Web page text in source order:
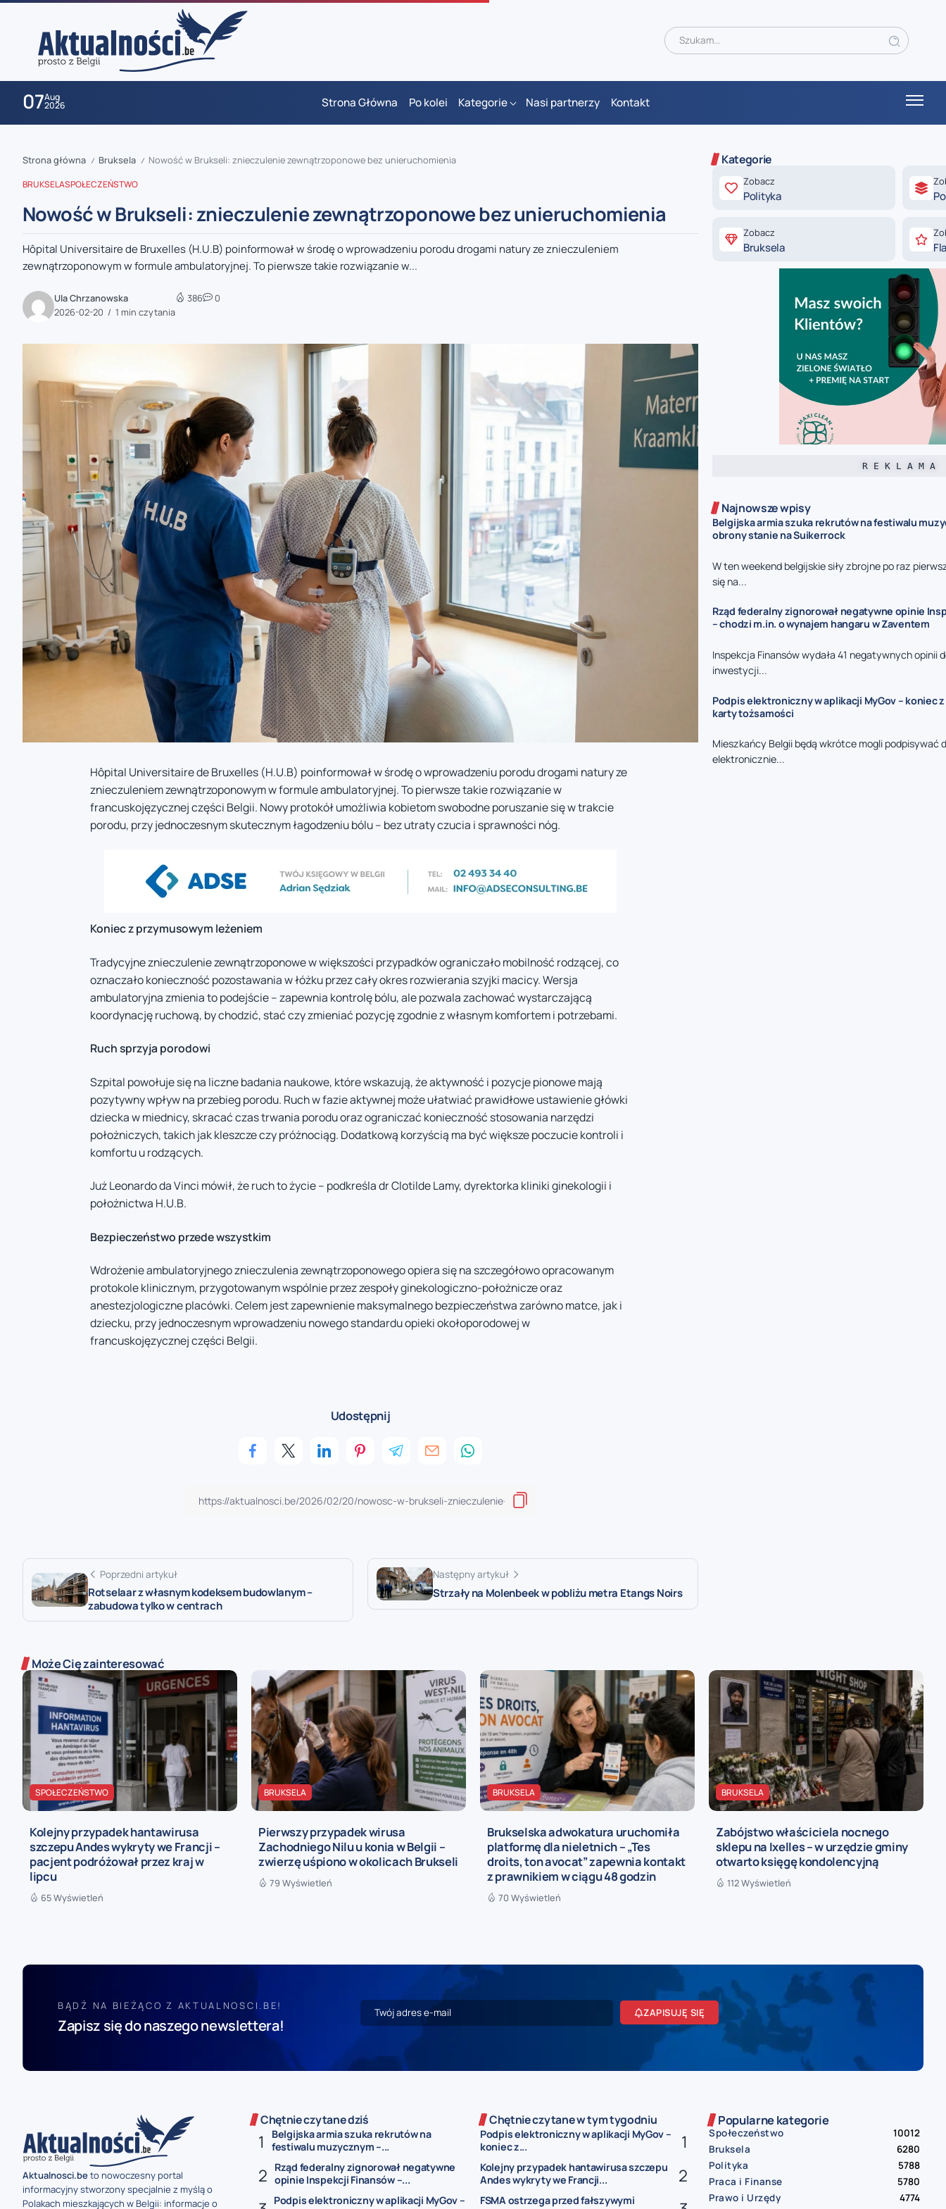
07Aug
2026 Strona Główna Po kolei Kategorie Nasi partnerzy Kontakt
zaobserwuj nas
zaobserwuj nas
zaobserwuj nas
zaobserwuj nas
Strona główna / Bruksela / Nowość w Brukseli: znieczulenie zewnątrzoponowe bez unieruchomienia
BRUKSELASPOŁECZEŃSTWO
Nowość w Brukseli: znieczulenie zewnątrzoponowe bez unieruchomienia
Hôpital Universitaire de Bruxelles (H.U.B) poinformował w środę o wprowadzeniu porodu drogami natury ze znieczuleniem
zewnątrzoponowym w formule ambulatoryjnej. To pierwsze takie rozwiązanie w...
Ula Chrzanowska
2026-02-20
1 min czytania
386 0
Hôpital Universitaire de Bruxelles (H.U.B) poinformował w środę o wprowadzeniu porodu drogami natury ze
znieczuleniem zewnątrzoponowym w formule ambulatoryjnej. To pierwsze takie rozwiązanie w
francuskojęzycznej części Belgii. Nowy protokół umożliwia kobietom swobodne poruszanie się w trakcie
porodu, przy jednoczesnym skutecznym łagodzeniu bólu – bez utraty czucia i sprawności nóg.
Koniec z przymusowym leżeniem
Tradycyjne znieczulenie zewnątrzoponowe w większości przypadków ograniczało mobilność rodzącej, co
oznaczało konieczność pozostawania w łóżku przez cały okres rozwierania szyjki macicy. Wersja
ambulatoryjna zmienia to podejście – zapewnia kontrolę bólu, ale pozwala zachować wystarczającą
koordynację ruchową, by chodzić, stać czy zmieniać pozycję zgodnie z własnym komfortem i potrzebami.
Ruch sprzyja porodowi
Szpital powołuje się na liczne badania naukowe, które wskazują, że aktywność i pozycje pionowe mają
pozytywny wpływ na przebieg porodu. Ruch w fazie aktywnej może ułatwiać prawidłowe ustawienie główki
dziecka w miednicy, skracać czas trwania porodu oraz ograniczać konieczność stosowania narzędzi
położniczych, takich jak kleszcze czy próżnociąg. Dodatkową korzyścią ma być większe poczucie kontroli i
komfortu u rodzących.
Już Leonardo da Vinci mówił, że ruch to życie – podkreśla dr Clotilde Lamy, dyrektorka kliniki ginekologii i
położnictwa H.U.B.
Bezpieczeństwo przede wszystkim
Wdrożenie ambulatoryjnego znieczulenia zewnątrzoponowego opiera się na szczegółowo opracowanym
protokole klinicznym, przygotowanym wspólnie przez zespoły ginekologiczno-położnicze oraz
anestezjologiczne placówki. Celem jest zapewnienie maksymalnego bezpieczeństwa zarówno matce, jak i
dziecku, przy jednoczesnym wprowadzeniu nowego standardu opieki okołoporodowej w
francuskojęzycznej części Belgii.
Udostępnij
Poprzedni artykuł
Rotselaar z własnym kodeksem budowlanym –
zabudowa tylko w centrach
Następny artykuł
Strzały na Molenbeek w pobliżu metra Etangs Noirs
Kategorie
Zobacz
Polityka
Zobacz
Bruksela
R E K L A M A
Najnowsze wpisy
Belgijska armia szuka rekrutów na festiwalu
obrony stanie na Suikerrock
W ten weekend belgijskie siły zbrojne po raz
się na...
Rząd federalny zignorował negatywne opinie
– chodzi m.in. o wynajem hangaru w Zaventem
Inspekcja Finansów wydała 41 negatywnych opinii
inwestycji...
Podpis elektroniczny w aplikacji MyGov – koniec
karty tożsamości
Mieszkańcy Belgii będą wkrótce mogli podpisywać
elektronicznie...
Może Cię zainteresować
SPOŁECZEŃSTWO
Kolejny przypadek hantawirusa
szczepu Andes wykryty we Francji –
pacjent podróżował przez kraj w
lipcu
65 Wyświetleń
BRUKSELA
Pierwszy przypadek wirusa
Zachodniego Nilu u konia w Belgii –
zwierzę uśpiono w okolicach Brukseli
79 Wyświetleń
BRUKSELA
Brukselska adwokatura uruchomiła
platformę dla nieletnich – „Tes
droits, ton avocat” zapewnia kontakt
z prawnikiem w ciągu 48 godzin
70 Wyświetleń
BRUKSELA
Zabójstwo właściciela nocnego
sklepu na Ixelles – w urzędzie gminy
otwarto księgę kondolencyjną
112 Wyświetleń
BĄDŹ NA BIEŻĄCO Z AKTUALNOSCI.BE!
Zapisz się do naszego newslettera!
ZAPISUJĘ SIĘ
Aktualnosci.beto nowoczesny portal
informacyjny stworzony specjalnie z myślą o
Polakach mieszkających w Belgii: informacje o
Chętnie czytane dziś
Belgijska armia szuka rekrutów na
festiwalu muzycznym –...
Rząd federalny zignorował negatywne
opinie Inspekcji Finansów –...
Podpis elektroniczny w aplikacji MyGov –
Chętnie czytane w tym tygodniu
Podpis elektroniczny w aplikacji MyGov –
koniec z...
Kolejny przypadek hantawirusa szczepu
Andes wykryty we Francji...
FSMA ostrzega przed fałszywymi
Popularne kategorie
Społeczeństwo
10012
Bruksela
6280
Polityka
5788
Praca i Finanse
5780
Prawo i Urzędy
4774